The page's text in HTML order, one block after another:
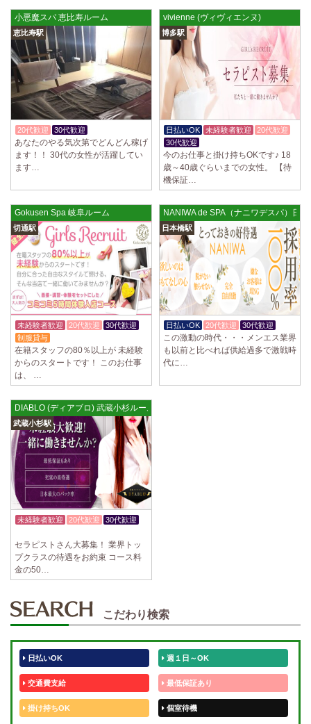
小悪魔スパ 恵比寿ルーム
恵比寿駅
20代歓迎 30代歓迎
あなたのやる気次第でどんどん稼げ
ます！！ 30代の女性が活躍してい
ます…
vivienne (ヴィヴィエンヌ)
博多駅
日払いOK 未経験者歓迎
20代歓迎
30代歓迎
今のお仕事と掛け持ちOKです♪ 18
歳～40歳ぐらいまでの女性。 【待
機保証…
Gokusen Spa 岐阜ルーム
切通駅
未経験者歓迎 20代歓迎
30代歓迎
制服貸与
在籍スタッフの80％以上が 未経験
からのスタートです！ このお仕事
は、 …
NANIWA de SPA（ナニワデスパ）日
日本橋駅
日払いOK 20代歓迎 30代歓迎
この激動の時代・・・メンエス業界
も以前と比べれば供給過多で激戦時
代に…
DIABLO (ディアブロ) 武蔵小杉ルーム
武蔵小杉駅
未経験者歓迎 20代歓迎
30代歓迎
セラピストさん大募集！ 業界トッ
プクラスの待遇をお約束 コース料
金の50…
こだわり検索
日払いOK 週１日～OK
交通費支給 最低保証あり
掛け持ちOK 個室待機